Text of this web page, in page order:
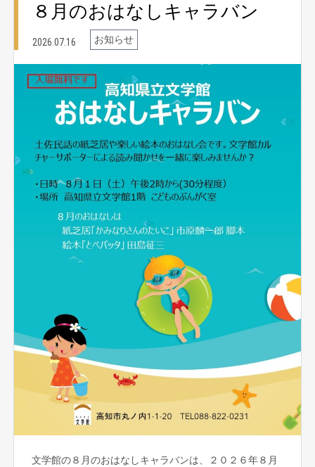
８月のおはなしキャラバン
2026.07.16 お知らせ
文学館の８月のおはなしキャラバンは、２０２６年８月